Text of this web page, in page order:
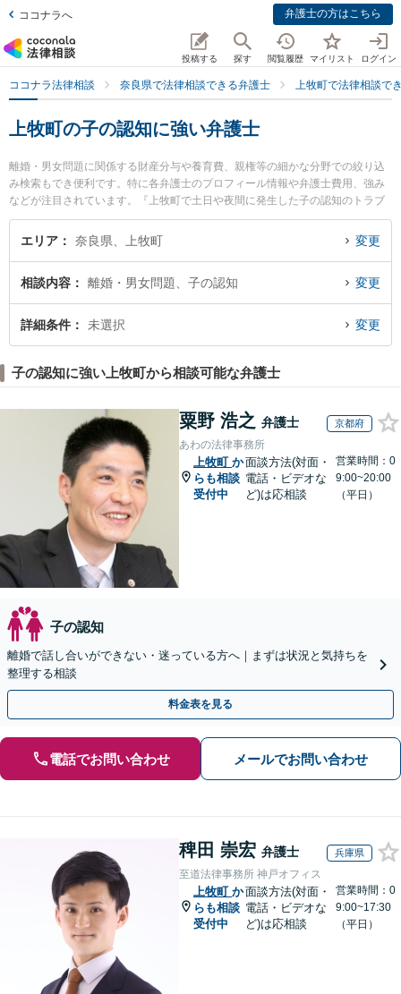
ココナラへ 弁護士の方はこちら
投稿する 探す 閲覧履歴 マイリスト ログイン
ココナラ法律相談 奈良県で法律相談できる弁護士 上牧町で法律相談で
上牧町の子の認知に強い弁護士
離婚・男女問題に関係する財産分与や養育費、親権等の細かな分野での絞り込
み検索もでき便利です。特に各弁護士のプロフィール情報や弁護士費用、強み
などが注目されています。『上牧町で土日や夜間に発生した子の認知のトラブ
ルを今すぐに弁護士に相談したい』『子の認知のトラブル解決の実績豊富な近
くの弁護士を検索したい』『初回相談無料で子の認知を法律相談できる上牧町
エリア 奈良県、上牧町 変更
相談内容 離婚・男女問題、子の認知 変更
詳細条件 未選択 変更
子の認知に強い上牧町から相談可能な弁護士
粟野 浩之 弁護士 京都府
あわの法律事務所
上牧町 か
らも相談
受付中
面談方法(対面・
電話・ビデオな
ど)は応相談
営業時間：0
9:00~20:00
（平日）
子の認知
離婚で話し合いができない・迷っている方へ｜まずは状況と気持ちを
整理する相談
料金表を見る
電話でお問い合わせ メールでお問い合わせ
稗田 崇宏 弁護士 兵庫県
至道法律事務所 神戸オフィス
上牧町 か
らも相談
受付中
面談方法(対面・
電話・ビデオな
ど)は応相談
営業時間：0
9:00~17:30
（平日）